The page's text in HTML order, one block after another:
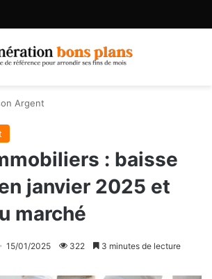
Argent
: baisse
janvier 2025 et
marché
15/01/2025 322 3 minutes de lecture